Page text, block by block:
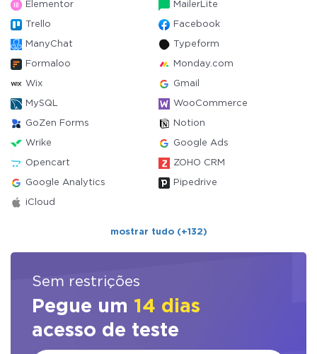
Elementor MailerLite
Trello Facebook
ManyChat Typeform
Formaloo Monday.com
Wix Gmail
MySQL WooCommerce
GoZen Forms Notion
Wrike Google Ads
Opencart ZOHO CRM
Google Analytics Pipedrive
iCloud
mostrar tudo (+132)
Sem restrições
Pegue um 14 dias
acesso de teste